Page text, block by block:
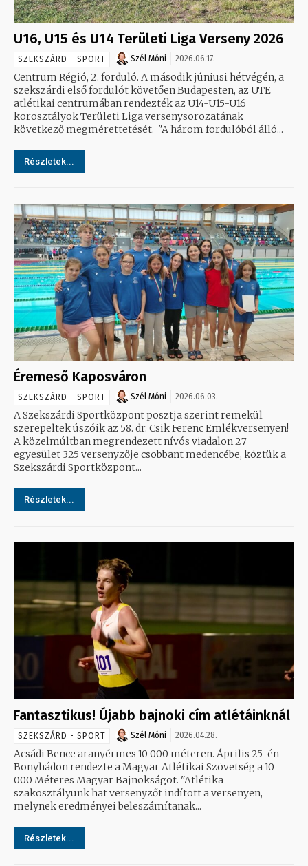
U16, U15 és U14 Területi Liga Verseny 2026
SZEKSZÁRD - SPORT Szél Móni 2026.06.17.
Centrum Régió, 2. forduló. A második júniusi hétvégén, a
szekszárdi első fordulót követően Budapesten, az UTE
atlétikai centrumában rendezték az U14-U15-U16
korosztályok Területi Liga versenysorozatának
következő megmérettetését. "A három fordulóból álló...
Részletek...
Éremeső Kaposváron
SZEKSZÁRD - SPORT Szél Móni 2026.06.03.
A Szekszárdi Sportközpont posztja szerint remekül
szerepeltek úszóik az 58. dr. Csik Ferenc Emlékversenyen!
A közelmúltban megrendezett nívós viadalon 27
egyesület 325 versenyzője csobbant medencébe, köztük a
Szekszárdi Sportközpont...
Részletek...
Fantasztikus! Újabb bajnoki cím atlétáinknál
SZEKSZÁRD - SPORT Szél Móni 2026.04.28.
Acsádi Bence aranyérmes 10 000 méteren. Április 25-én
Bonyhádon rendezte a Magyar Atlétikai Szövetség a 10
000 Méteres Magyar Bajnokságot. "Atlétika
szakosztályunk hat versenyzőt indított a versenyen,
melynek eredményei beleszámítanak...
Részletek...